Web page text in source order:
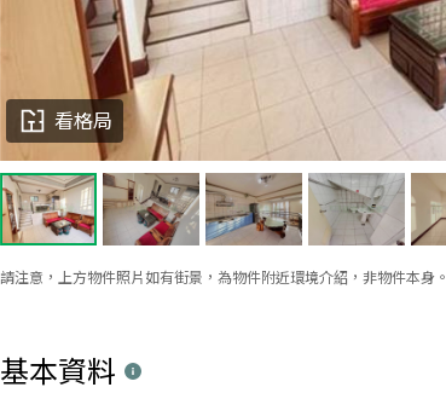
請注意，上方物件照片如有街景，為物件附近環境介紹，非物件本身。
看格局
基本資料